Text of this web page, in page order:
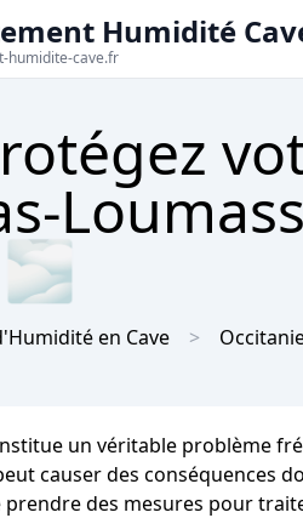
Humidité
humidite-cave.fr
🌫
en Cave
un véritable problème
causer des conséquences
des mesures pour